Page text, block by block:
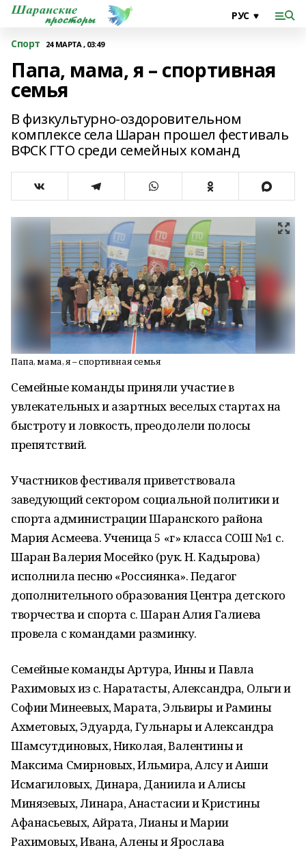
Спорт 24 МАРТА , 03:49
Папа, мама, я – спортивная
семья
В физкультурно-оздоровительном
комплексе села Шаран прошел фестиваль
ВФСК ГТО среди семейных команд
Папа, мама, я – спортивная семья
Семейные команды приняли участие в
увлекательных и азартных веселых стартах на
быстроту и ловкость, преодолели полосы
препятствий.
Участников фестиваля приветствовала
заведующий сектором социальной политики и
спорта администрации Шаранского района
Мария Асмеева. Ученица 5 «г» класса СОШ №1 с.
Шаран Валерия Мосейко (рук. Н. Кадырова)
исполнила песню «Россиянка». Педагог
дополнительного образования Центра детского
творчества и спорта с. Шаран Алия Галиева
провела с командами разминку.
Семейные команды Артура, Инны и Павла
Рахимовых из с. Наратасты, Александра, Ольги и
Софии Минеевых, Марата, Эльвиры и Рамины
Ахметовых, Эдуарда, Гульнары и Александра
Шамсутдиновых, Николая, Валентины и
Максима Смирновых, Ильмира, Алсу и Аиши
Исмагиловых, Динара, Даниила и Алисы
Минязевых, Линара, Анастасии и Кристины
Афанасьевых, Айрата, Лианы и Марии
Рахимовых, Ивана, Алены и Ярослава